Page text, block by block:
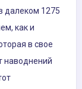
далеком 1275
как и
в свое
наводнений